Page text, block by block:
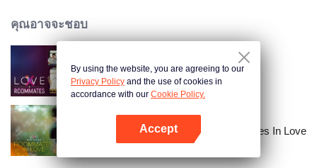
คุณอาจจะชอบ
LOVE(X): Roommates
LOVE(X) Mini Series: Roommates In Love
By using the website, you are agreeing to our
Privacy Policy and the use of cookies in
accordance with our Cookie Policy.
Accept